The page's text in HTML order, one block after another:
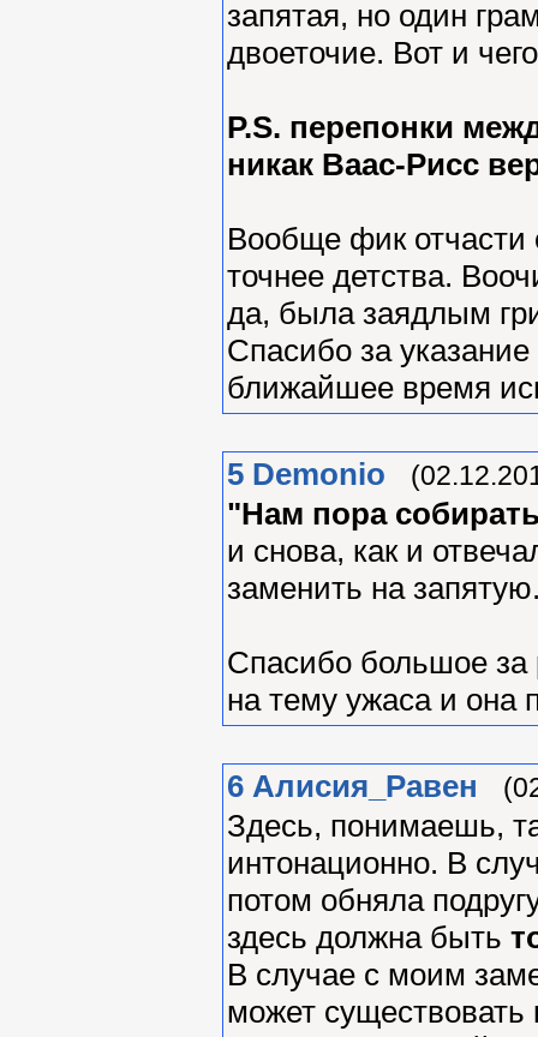
запятая, но один
двоеточие. Вот и
P.S. перепонки
никак Ваас-Рисс
Вообще фик отчасти
точнее детства.
да, была заядлым
Спасибо за
ближайшее время
5 Demonio
"Нам пора
и снова, как и
заменить на
Спасибо большое за
на тему ужаса и она
6 Алиcия_Равен
Здесь, понимаешь,
интонационно. В
потом обняла
здесь должна быть
В случае с моим
может существовать